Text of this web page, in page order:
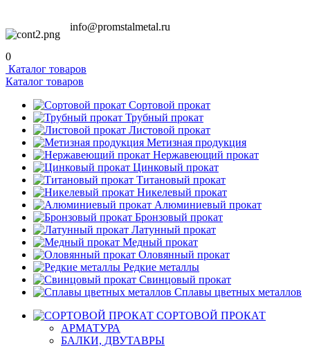
info@promstalmetal.ru
0
Каталог товаров
Каталог товаров
Сортовой прокат
Трубный прокат
Листовой прокат
Метизная продукция
Нержавеющий прокат
Цинковый прокат
Титановый прокат
Никелевый прокат
Алюминиевый прокат
Бронзовый прокат
Латунный прокат
Медный прокат
Оловянный прокат
Редкие металлы
Свинцовый прокат
Сплавы цветных металлов
СОРТОВОЙ ПРОКАТ
АРМАТУРА
БАЛКИ, ДВУТАВРЫ